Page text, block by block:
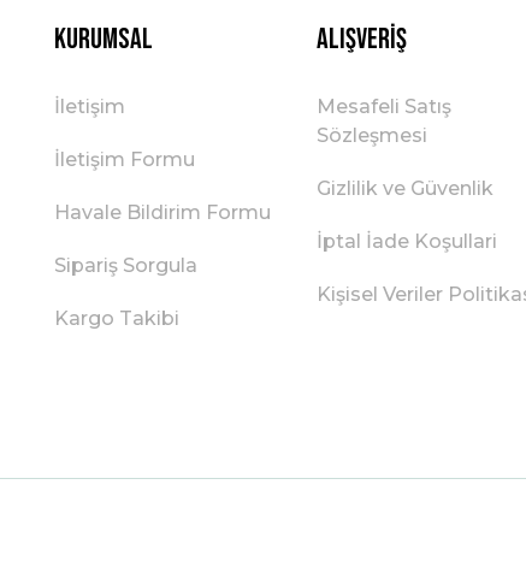
Kurumsal
İletişim
İletişim Formu
Havale Bildirim Formu
Sipariş Sorgula
Kargo Takibi
Alışveriş
Mesafeli Satış
Sözleşmesi
Gizlilik ve Güvenlik
İptal İade Koşullari
Kişisel Veriler